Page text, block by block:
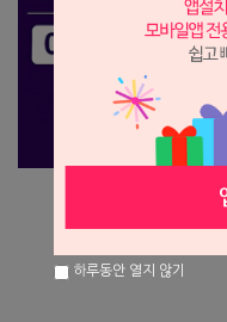
하루동안 열지 않기